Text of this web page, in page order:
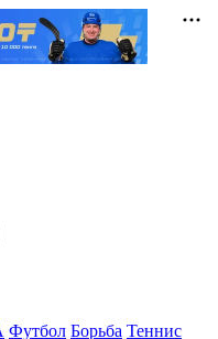
Футбол Борьба Теннис